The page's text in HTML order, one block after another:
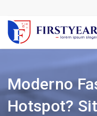
Moderno
Hotspot?